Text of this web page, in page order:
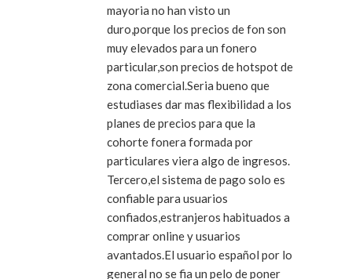
mayoria no han visto un
duro,porque los precios de fon son
muy elevados para un fonero
particular,son precios de hotspot de
zona comercial.Seria bueno que
estudiases dar mas flexibilidad a los
planes de precios para que la
cohorte fonera formada por
particulares viera algo de ingresos.
Tercero,el sistema de pago solo es
confiable para usuarios
confiados,estranjeros habituados a
comprar online y usuarios
avantados.El usuario español por lo
general no se fia un pelo de poner